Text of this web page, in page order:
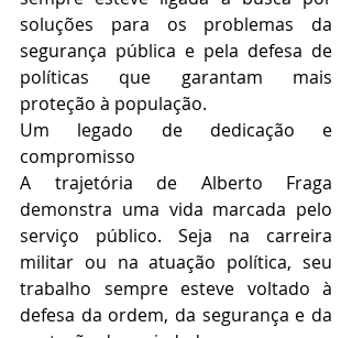
soluções para os problemas da
segurança pública e pela defesa de
políticas que garantam mais
proteção à população.
Um legado de dedicação e
compromisso
A trajetória de Alberto Fraga
demonstra uma vida marcada pelo
serviço público. Seja na carreira
militar ou na atuação política, seu
trabalho sempre esteve voltado à
defesa da ordem, da segurança e da